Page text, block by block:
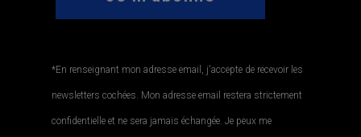
*En renseignant mon adresse email, j'accepte de recevoir les
newsletters cochées. Mon adresse email restera strictement
confidentielle et ne sera jamais échangée. Je peux me